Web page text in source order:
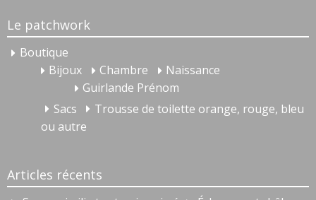
Le patchwork
Boutique
Bijoux
Chambre
Naissance
Guirlande Prénom
Sacs
Trousse de toilette orange, rouge, bleu
ou autre
Articles récents